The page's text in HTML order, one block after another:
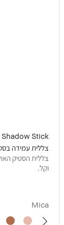
Stick
צללית עמידה
צללית הסטיק
וקל.
Mica